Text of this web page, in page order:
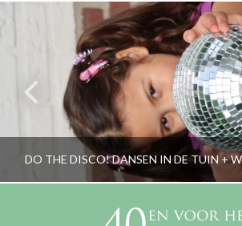
DO THE DISCO! DANSEN IN DE TUIN +